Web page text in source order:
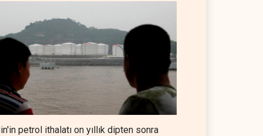
petrol ithalatı on yıllık dipten sonra